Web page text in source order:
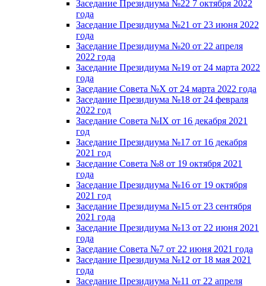
Заседание Президиума №22 7 октября 2022
года
Заседание Президиума №21 от 23 июня 2022
года
Заседание Президиума №20 от 22 апреля
2022 года
Заседание Президиума №19 от 24 марта 2022
года
Заседание Совета №X от 24 марта 2022 года
Заседание Президиума №18 от 24 февраля
2022 год
Заседание Совета №IX от 16 декабря 2021
год
Заседание Президиума №17 от 16 декабря
2021 год
Заседание Совета №8 от 19 октября 2021
года
Заседание Президиума №16 от 19 октября
2021 год
Заседание Президиума №15 от 23 сентября
2021 года
Заседание Президиума №13 от 22 июня 2021
года
Заседание Совета №7 от 22 июня 2021 года
Заседание Президиума №12 от 18 мая 2021
года
Заседание Президиума №11 от 22 апреля